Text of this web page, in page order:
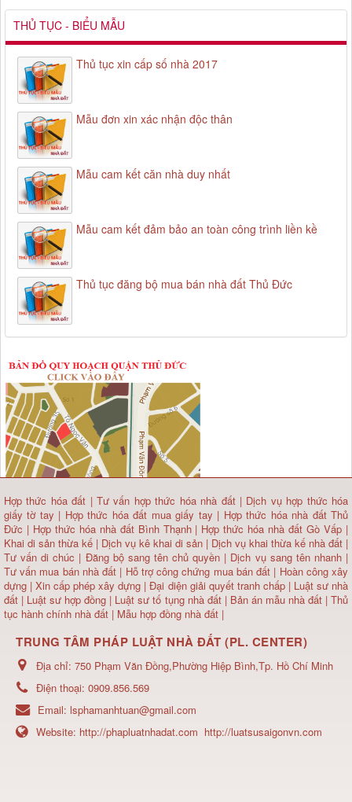
THỦ TỤC - BIỂU MẪU
Thủ tục xin cấp số nhà 2017
Mẫu đơn xin xác nhận độc thân
Mẫu cam kết căn nhà duy nhất
Mẫu cam kết đảm bảo an toàn công trình liền kề
Thủ tục đăng bộ mua bán nhà đất Thủ Đức
Hợp thức hóa đất |Tư vấn hợp thức hóa nhà đất| Dịch vụ hợp thức hóa
giấy tờ tay | Hợp thức hóa đất mua giấy tay | Hợp thức hóa nhà đất Thủ
Đức | Hợp thức hóa nhà đất Bình Thạnh | Hợp thức hóa nhà đất Gò Vấp |
Khai di sản thừa kế | Dịch vụ kê khai di sản | Dịch vụ khai thừa kế nhà đất |
Tư vấn di chúc | Đăng bộ sang tên chủ quyền | Dịch vụ sang tên nhanh |
Tư vấn mua bán nhà đất | Hỗ trợ công chứng mua bán đất | Hoàn công xây
dựng | Xin cấp phép xây dựng |Đại diện giải quyết tranh chấp | Luật sư nhà
đất | Luật sư hợp đồng | Luật sư tố tụng nhà đất | Bản án mẫu nhà đất|Thủ
tục hành chính nhà đất | Mẫu hợp đồng nhà đất |
TRUNG TÂM PHÁP LUẬT NHÀ ĐẤT (PL. CENTER)
Địa chỉ: 750 Phạm Văn Đồng,Phường Hiệp Bình,Tp. Hồ Chí Minh
Điện thoại: 0909.856.569
Email: lsphamanhtuan@gmail.com
Website: http://phapluatnhadat.com http://luatsusaigonvn.com